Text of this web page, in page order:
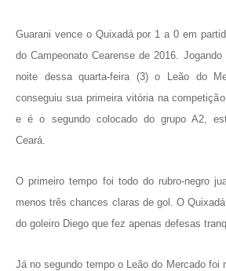
Guarani vence o Quixadá por 1 a 0 em
do Campeonato Cearense de 2016.
noite dessa quarta-feira (3) o Leão do
conseguiu sua primeira vitória na
e é o segundo colocado do grupo A2,
Ceará.
O primeiro tempo foi todo do rubro-negro
menos três chances claras de gol. O
do goleiro Diego que fez apenas defesas
Já no segundo tempo o Leão do Mercado foi